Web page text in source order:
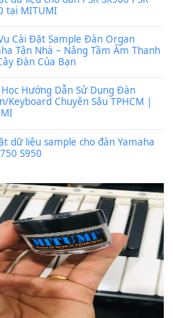
Trang hợp âm chưa cập
KháchtrongLỡ làng
30 Tháng 9, 2025
BÀI MỚI VIẾT
Th7
ban nhạc, ca sĩ.
Th7
SX920 tại MITUMI
07
Dịch Vụ Cài Đặt
Yamaha Tận Nhà –
Cho Cây Đàn Của Bạn
26
Th6
Khóa Học Hướng Dẫn
Organ/Keyboard
MITUMI